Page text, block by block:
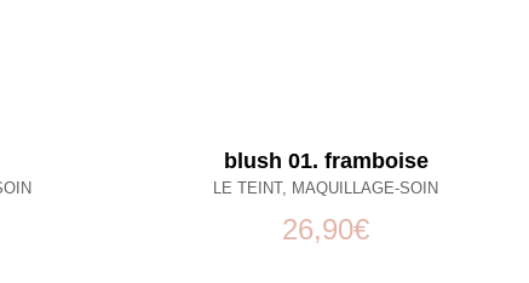
blush 01. framboise
LE TEINT, MAQUILLAGE-SOIN
26,90€